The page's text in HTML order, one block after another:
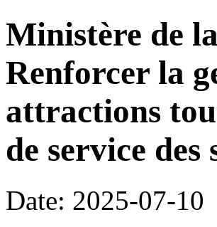
Ministère de
Renforcer la
attractions
de service des
Date: 2025-07-10